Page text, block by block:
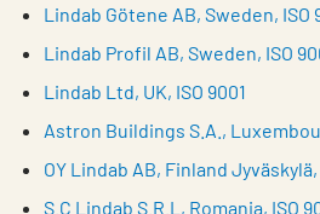
Lindab Götene AB, Sweden, ISO
Lindab Profil AB, Sweden, ISO
Lindab Ltd, UK, ISO 9001
Astron Buildings S.A.,
OY Lindab AB, Finland Jyväskylä,
S.C Lindab S.R.L, Romania, ISO